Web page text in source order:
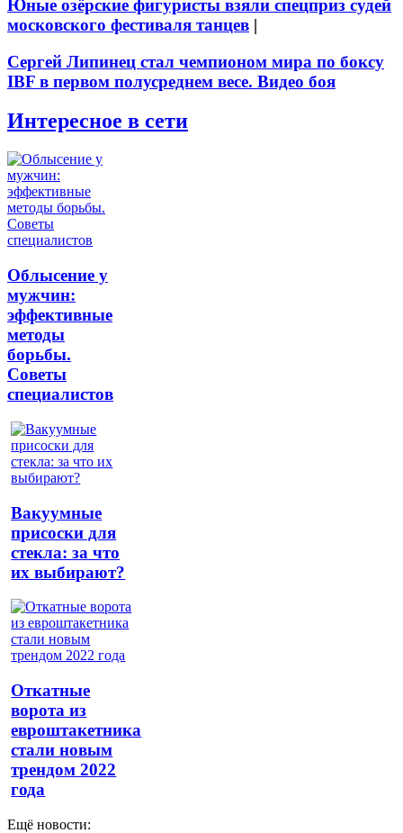
Юные озёрские фигуристы взяли спецприз судей
московского фестиваля танцев |
Сергей Липинец стал чемпионом мира по боксу
IBF в первом полусреднем весе. Видео боя
Интересное в сети
Облысение у
мужчин:
эффективные
методы
борьбы.
Советы
специалистов
Вакуумные
присоски для
стекла: за что
их выбирают?
Откатные
ворота из
евроштакетника
стали новым
трендом 2022
года
Ещё новости: